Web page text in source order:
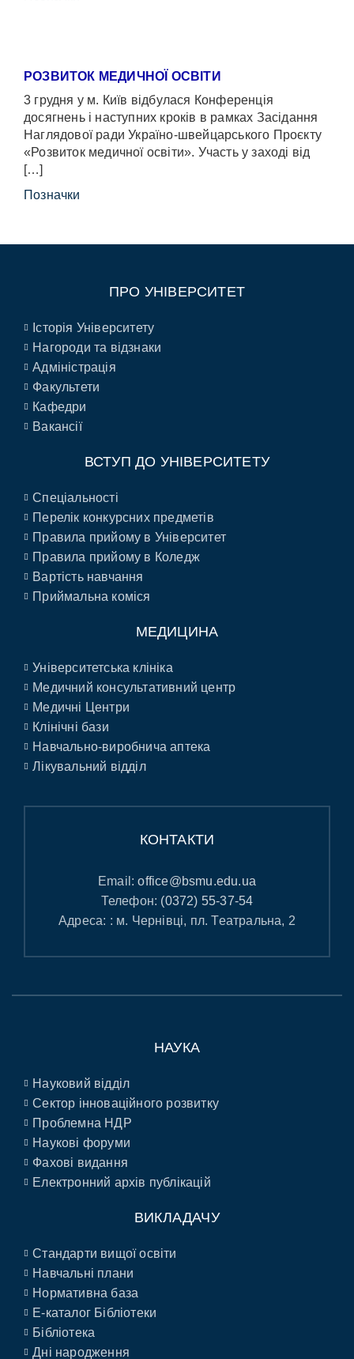
РОЗВИТОК МЕДИЧНОЇ ОСВІТИ
3 грудня у м. Київ відбулася Конференція
досягнень і наступних кроків в рамках Засідання
Наглядової ради Україно-швейцарського Проєкту
«Розвиток медичної освіти». Участь у заході від
[…]
Позначки
ПРО УНІВЕРСИТЕТ
Історія Університету
Нагороди та відзнаки
Адміністрація
Факультети
Кафедри
Вакансії
ВСТУП ДО УНІВЕРСИТЕТУ
Спеціальності
Перелік конкурсних предметів
Правила прийому в Університет
Правила прийому в Коледж
Вартість навчання
Приймальна коміся
МЕДИЦИНА
Університетська клініка
Медичний консультативний центр
Медичні Центри
Клінічні бази
Навчально-виробнича аптека
Лікувальний відділ
КОНТАКТИ
Email:office@bsmu.edu.ua
Телефон: (0372) 55-37-54
Адреса: : м. Чернівці, пл. Театральна, 2
НАУКА
Науковий відділ
Сектор інноваційного розвитку
Проблемна НДР
Наукові форуми
Фахові видання
Електронний архів публікацій
ВИКЛАДАЧУ
Стандарти вищої освіти
Навчальні плани
Нормативна база
E-каталог Бібліотеки
Бібліотека
Дні народження